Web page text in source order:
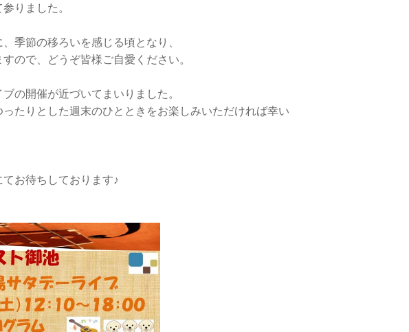
りました。
季節の移ろいを感じる頃となり、
ので、どうぞ皆様ご自愛ください。
の開催が近づいてまいりました。
たりとした週末のひとときをお楽しみいただければ幸い
お待ちしております♪